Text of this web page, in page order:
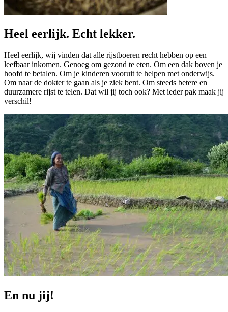
Heel eerlijk. Echt lekker.
Heel eerlijk, wij vinden dat alle rijstboeren recht hebben op een
leefbaar inkomen. Genoeg om gezond te eten. Om een dak boven je
hoofd te betalen. Om je kinderen vooruit te helpen met onderwijs.
Om naar de dokter te gaan als je ziek bent. Om steeds betere en
duurzamere rijst te telen. Dat wil jij toch ook? Met ieder pak maak jij
verschil!
En nu jij!